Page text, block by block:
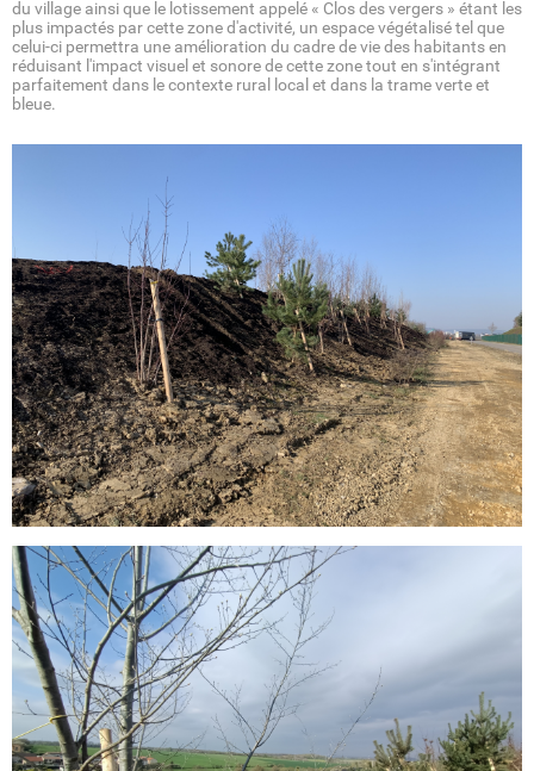
du village ainsi que le lotissement appelé « Clos des vergers » étant les
plus impactés par cette zone d'activité, un espace végétalisé tel que
celui-ci permettra une amélioration du cadre de vie des habitants en
réduisant l'impact visuel et sonore de cette zone tout en s'intégrant
parfaitement dans le contexte rural local et dans la trame verte et
bleue.